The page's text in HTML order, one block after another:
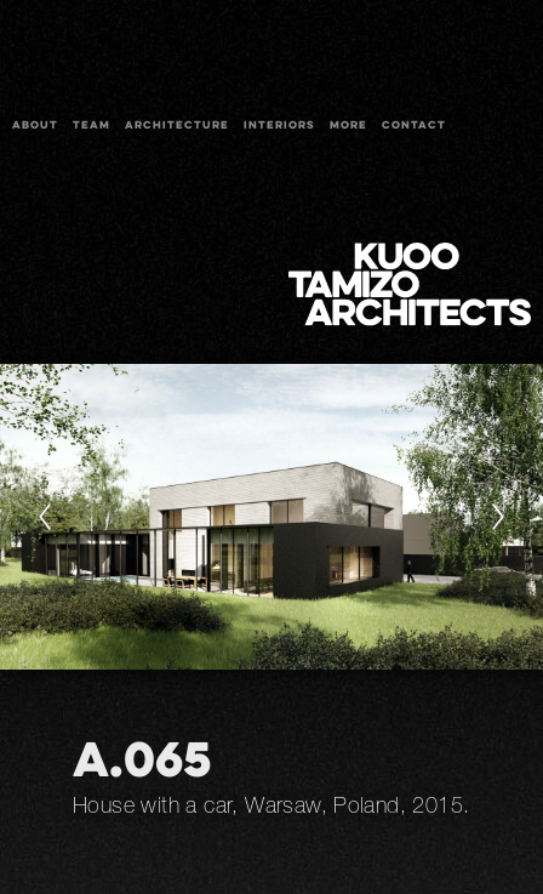
ABOUT TEAM ARCHITECTURE INTERIORS MORE CONTACT
A.065
House with a car, Warsaw, Poland, 2015.